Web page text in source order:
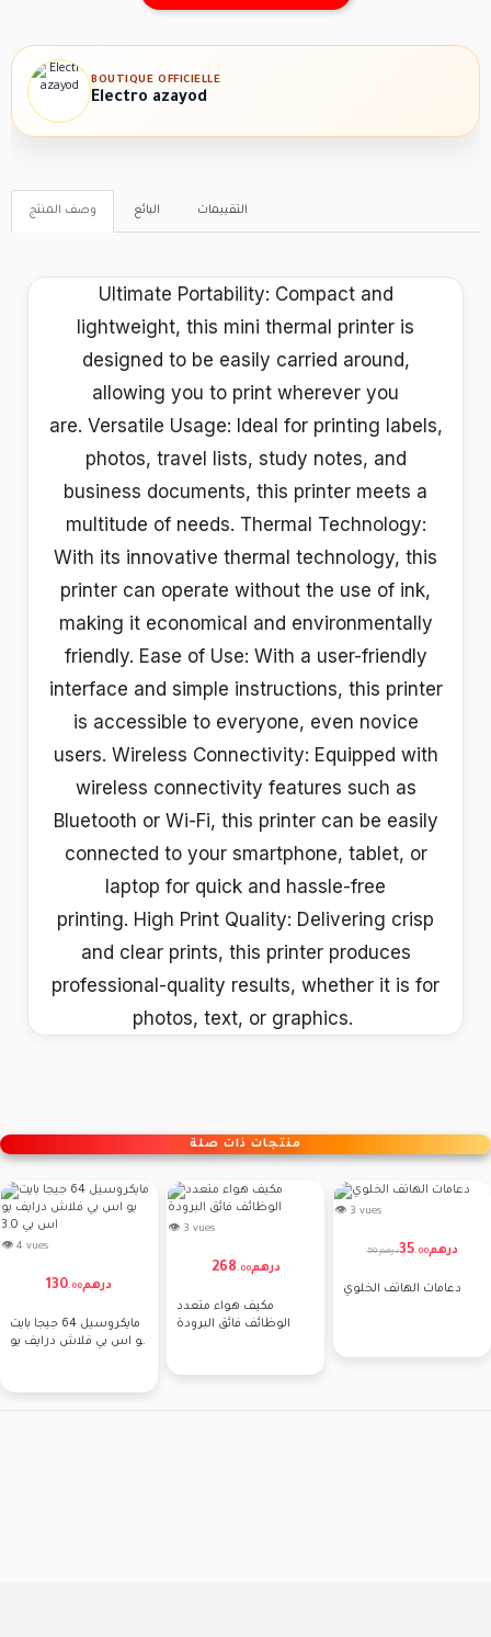
BOUTIQUE OFFICIELLE
Electro azayod
وصف المنتج البائع التقييمات
Ultimate Portability: Compact and
lightweight, this mini thermal printer is
designed to be easily carried around,
allowing you to print wherever you
are. Versatile Usage: Ideal for printing labels,
photos, travel lists, study notes, and
business documents, this printer meets a
multitude of needs. Thermal Technology:
With its innovative thermal technology, this
printer can operate without the use of ink,
making it economical and environmentally
friendly. Ease of Use: With a user-friendly
interface and simple instructions, this printer
is accessible to everyone, even novice
users. Wireless Connectivity: Equipped with
wireless connectivity features such as
Bluetooth or Wi-Fi, this printer can be easily
connected to your smartphone, tablet, or
laptop for quick and hassle-free
printing. High Print Quality: Delivering crisp
and clear prints, this printer produces
professional-quality results, whether it is for
photos, text, or graphics.
منتجات ذات صلة
👁 4 vues
130. 00درهم
مايكروسيل 64 جيجا بايت
يو اس بي فلاش درايف يو
👁 3 vues
268 . 00درهم
مكيف هواء متعدد
الوظائف فائق البرودة
👁 3 vues
50 درهم35. 00درهم
دعامات الهاتف الخلوي